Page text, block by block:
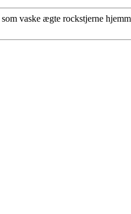
vaske ægte rockstjerne